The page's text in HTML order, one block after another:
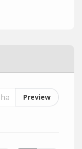
Preview